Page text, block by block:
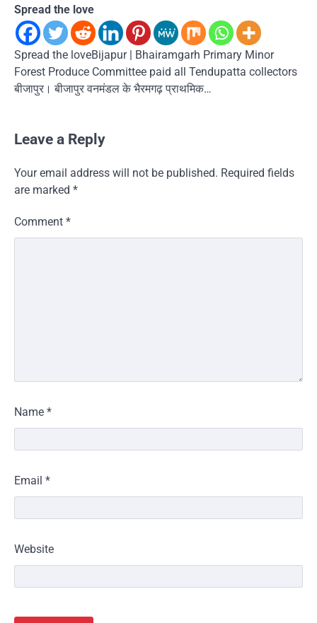
Spread the love
Spread the loveBijapur | Bhairamgarh Primary Minor
Forest Produce Committee paid all Tendupatta collectors
बीजापुर। बीजापुर वनमंडल के भैरमगढ़ प्राथमिक…
Leave a Reply
Your email address will not be published. Required fields
are marked *
Comment *
Name *
Email *
Website